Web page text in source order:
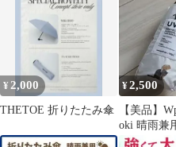
¥ 2,000
THETOE 折りたたみ傘
¥2,500
【美品】
oki 晴雨兼
日傘 猫柄